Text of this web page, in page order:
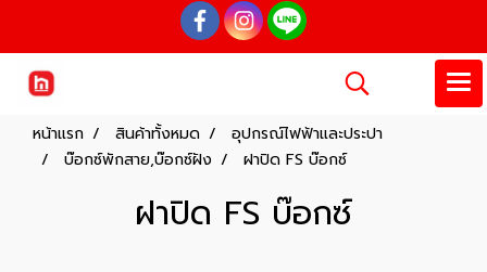
หน้าแรก สินค้าทั้งหมด
อุปกรณ์ไฟฟ้าและประปา
บ๊อกซ์พักสาย,บ๊อกซ์ฝัง
ฝาปิด FS บ๊อกซ์
ฝาปิด FS บ๊อกซ์